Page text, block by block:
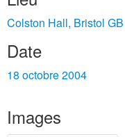
Colston Hall, Bristol GB
Date
18 octobre 2004
Images